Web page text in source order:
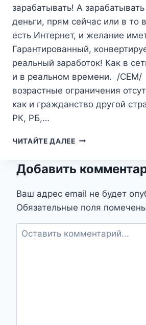
зарабатывать! А
деньги, прям сейчас или в то
есть Интернет, и желание
Гарантированный,
реальный заработок! Как в
и в реальном времени. /
возрастные ограничения
как и гражданство другой
РК, РБ,…
ЧИТАЙТЕ ДАЛЕЕСРОЧНЫЕ
СНГ
РФ
Добавить
Ваш адрес email не будет
Обязательные поля